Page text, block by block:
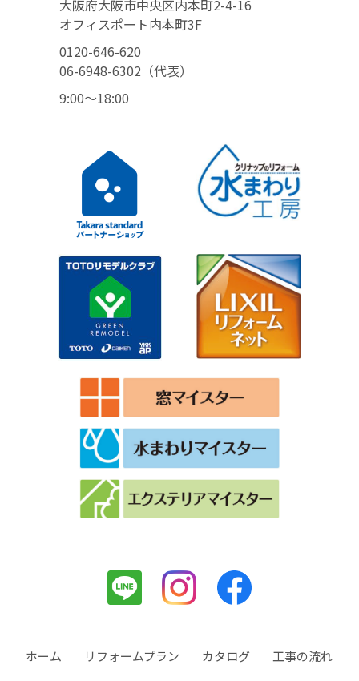
大阪府大阪市中央区内本町2-4-16
オフィスポート内本町3F
0120-646-620
06-6948-6302（代表）
9:00〜18:00
ホーム リフォームプラン カタログ
工事の流れ